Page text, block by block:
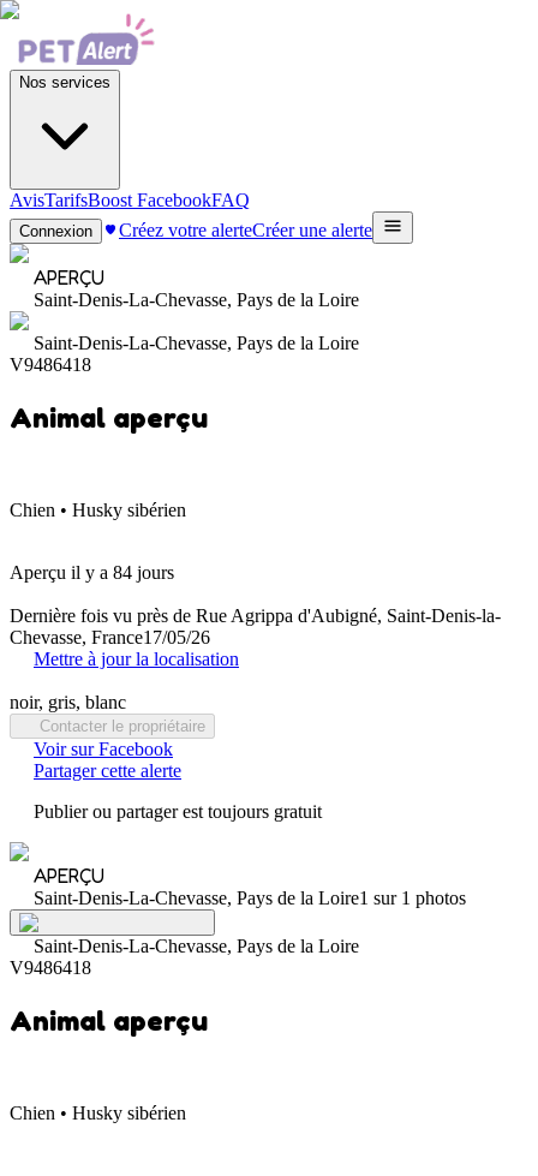
Nos services
AvisTarifsBoost FacebookFAQ
Connexion Créez votre alerteCréer une alerte
APERÇU
Saint-Denis-La-Chevasse, Pays de la Loire
Saint-Denis-La-Chevasse, Pays de la Loire
V9486418
Animal aperçu
Chien • Husky sibérien
Aperçu il y a 84 jours
Dernière fois vu près de Rue Agrippa d'Aubigné, Saint-Denis-la-
Chevasse, France17/05/26
Mettre à jour la localisation
noir, gris, blanc
Contacter le propriétaire
Voir sur Facebook
Partager cette alerte
Publier ou partager est toujours gratuit
APERÇU
Saint-Denis-La-Chevasse, Pays de la Loire1 sur 1 photos
Saint-Denis-La-Chevasse, Pays de la Loire
V9486418
Animal aperçu
Chien • Husky sibérien